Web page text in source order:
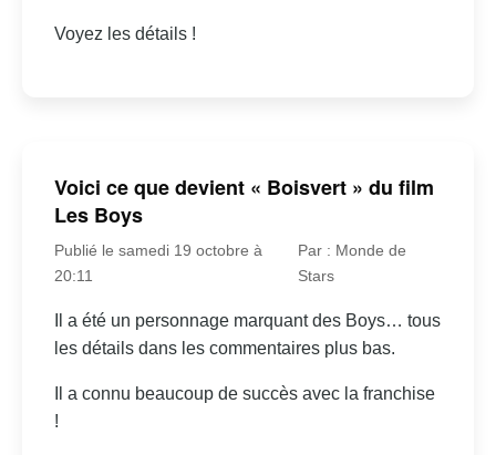
Voyez les détails !
Voici ce que devient « Boisvert » du film
Les Boys
Publié le samedi 19 octobre à
20:11
Par : Monde de
Stars
Il a été un personnage marquant des Boys… tous
les détails dans les commentaires plus bas.
Il a connu beaucoup de succès avec la franchise
!